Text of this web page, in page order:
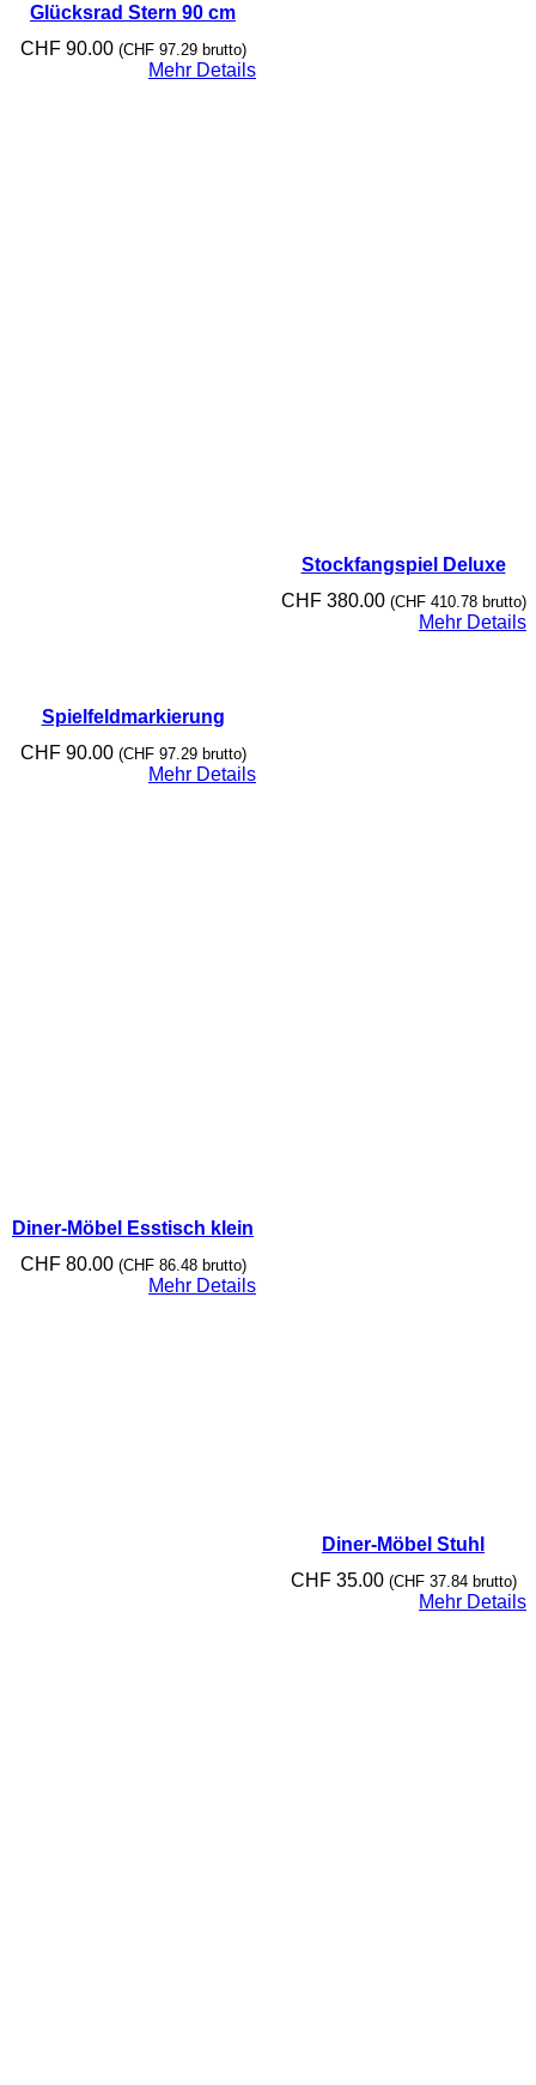
Glücksrad Stern 90 cm
CHF90.00 (CHF97.29brutto)
Mehr Details
Spielfeldmarkierung
CHF90.00 (CHF97.29brutto)
Mehr Details
Stockfangspiel Deluxe
CHF380.00 (CHF410.78brutto)
Mehr Details
Diner-Möbel Esstisch klein
CHF80.00 (CHF86.48brutto)
Mehr Details
Diner-Möbel Stuhl
CHF35.00 (CHF37.84brutto)
Mehr Details